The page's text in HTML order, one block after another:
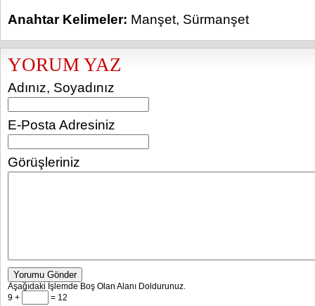
Anahtar Kelimeler: Manşet, Sürmanşet
YORUM YAZ
Adınız, Soyadınız
E-Posta Adresiniz
Görüşleriniz
Yorumu Gönder
Aşağıdaki İşlemde Boş Olan Alanı Doldurunuz.
9 +
= 12